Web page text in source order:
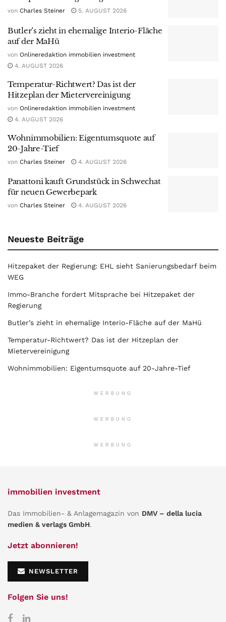
von Charles Steiner 5. AUGUST 2026
Butler’s zieht in ehemalige Interio-Fläche
auf der MaHü
von Onlineredaktion immobilien investment
4. AUGUST 2026
Temperatur-Richtwert? Das ist der
Hitzeplan der Mietervereinigung
von Onlineredaktion immobilien investment
4. AUGUST 2026
Wohnimmobilien: Eigentumsquote auf
20-Jahre-Tief
von Charles Steiner 4. AUGUST 2026
Panattoni kauft Grundstück in Schwechat
für neuen Gewerbepark
von Charles Steiner 4. AUGUST 2026
Neueste Beiträge
Hitzepaket der Regierung: EHL sieht Sanierungsbedarf beim
WEG
Immo-Branche fordert Mitsprache bei Hitzepaket der
Regierung
Butler’s zieht in ehemalige Interio-Fläche auf der MaHü
Temperatur-Richtwert? Das ist der Hitzeplan der
Mietervereinigung
Wohnimmobilien: Eigentumsquote auf 20-Jahre-Tief
WERBUNG
WERBUNG
WERBUNG
immobilien investment
Das Immobilien- & Anlagemagazin von DMV – della lucia
medien & verlags GmbH.
Jetzt abonnieren!
NEWSLETTER
Folgen Sie uns!